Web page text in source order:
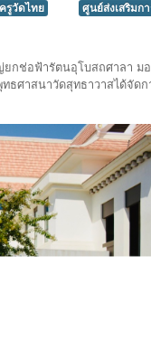
ครูวัดไทย
ศูนย์ส่งเสริมก
ยกช่อฟ้ารัตนอุโบสถศาลา
ธศาสนาวัดสุทธาวาสได้จัด